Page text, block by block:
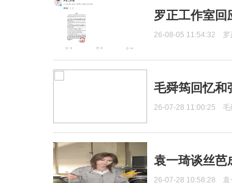
罗正工作室回
26-08-05 11:54:32 罗
毛舜筠回忆和
26-07-28 11:00:25 毛
袁一琦谈丝芭
26-07-28 10:58:28 袁